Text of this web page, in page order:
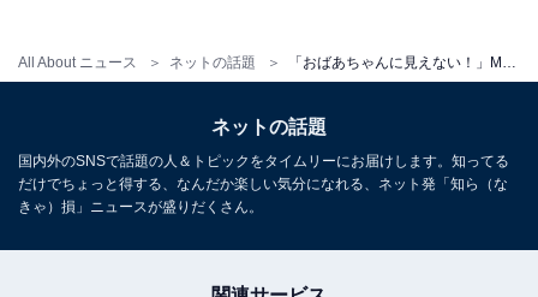
All About ニュース ネットの話題
ネットの話題
国内外のSNSで話題の人＆トピックをタイムリーにお届けします。知ってる
だけでちょっと得する、なんだか楽しい気分になれる、ネット発「知ら（な
きゃ）損」ニュースが盛りだくさん。